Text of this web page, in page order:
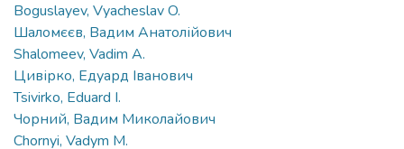
Boguslayev, Vyacheslav O.
Шаломєєв, Вадим Анатолійович
Shalomeev, Vadim A.
Цивірко, Едуард Іванович
Tsivirko, Eduard I.
Чорний, Вадим Миколайович
Chornyi, Vadym M.